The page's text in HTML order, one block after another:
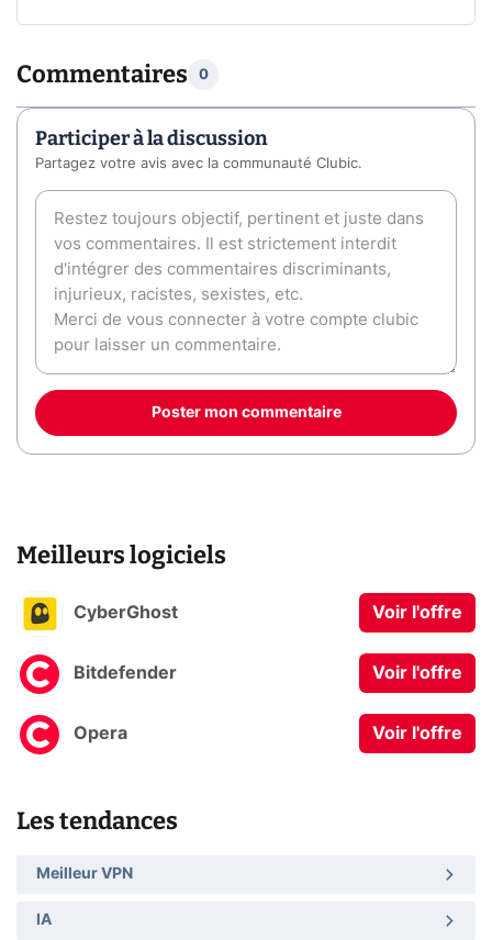
Commentaires 0
Participer à la discussion
Partagez votre avis avec la communauté Clubic.
Poster mon commentaire
Meilleurs logiciels
CyberGhost Voir l'offre
Bitdefender Voir l'offre
Opera Voir l'offre
Les tendances
Meilleur VPN
IA